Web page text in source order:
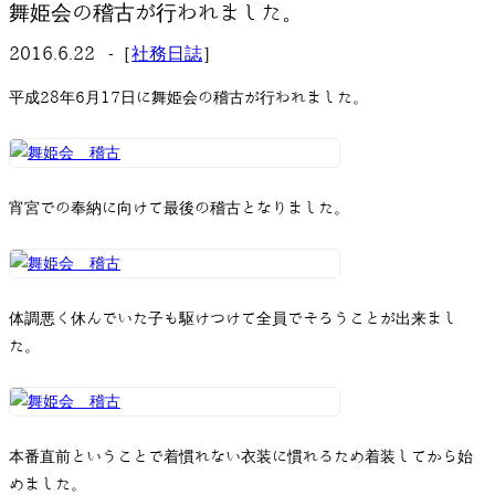
洗心・ふれあい・体験
お願いごと
神前結婚式
ご相談
採用情報
海葬
水子葬
お問い合わせ
舞姫会の稽古が行われました。
2016.6.22 -［社務日誌］
平成28年6月17日に舞姫会の稽古が行われました。
宵宮での奉納に向けて最後の稽古となりました。
体調悪く休んでいた子も駆けつけて全員でそろうことが出来まし
た。
本番直前ということで着慣れない衣装に慣れるため着装してから始
めました。